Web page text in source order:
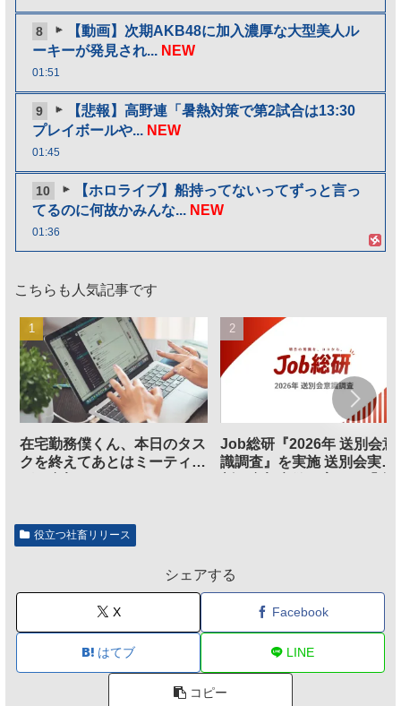
8
【動画】次期AKB48に加入濃厚な大型美人ル
ーキーが発見され... NEW
01:51
9
【悲報】高野連「暑熱対策で第2試合は13:30
プレイボールや... NEW
01:45
10
【ホロライブ】船持ってないってずっと言っ
てるのに何故かみんな... NEW
01:36
こちらも人気記事です
在宅勤務僕くん、本日のタス
クを終えてあとはミーティン
Job総研『2026年 送別会意
識調査』を実施 送別会実施
役立つ社畜リリース
シェアする
X Facebook
はてブ LINE
コピー